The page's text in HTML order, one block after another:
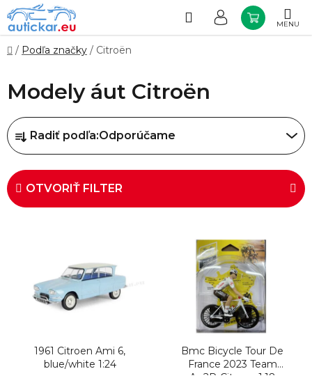
Prejsť
na
obsah
Hľadať
KOŠÍK
Domov
/ Podľa značky / Citroën
Modely áut Citroën
R
a
d
e
n
Radiť podľa:Odporúčame
OTVORIŤ FILTER
1961 Citroen Ami 6,
blue/white 1:24
Bmc Bicycle Tour De
France 2023 Team
Ag2R-Citroen 1:18